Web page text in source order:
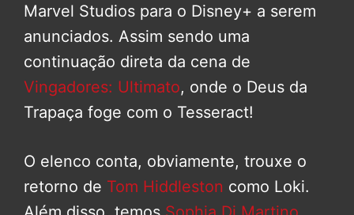
Marvel Studios para o Disney+ a serem
anunciados. Assim sendo uma
continuação direta da cena de
Vingadores: Ultimato, onde o Deus da
Trapaça foge com o Tesseract!
O elenco conta, obviamente, trouxe o
retorno de Tom Hiddleston como Loki.